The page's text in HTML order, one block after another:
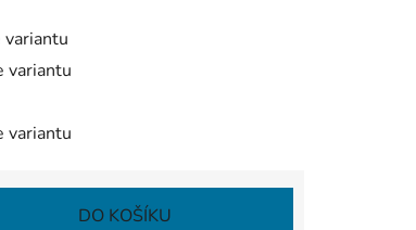
variantu
variantu
DO KOŠÍKU